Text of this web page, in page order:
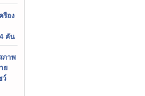
รือง
คัน
ภาพ
ย
ว์